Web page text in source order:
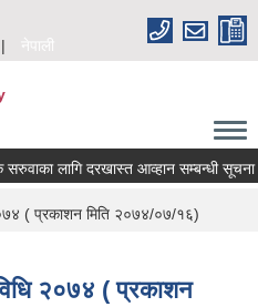
नेपाली
लागि दरखास्त आव्हान सम्बन्धी सूचना ।
( प्रकाशन मिति २०७४/०७/१६)
२०७४ ( प्रकाशन